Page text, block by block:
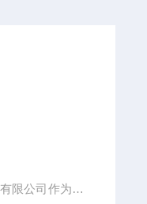
限公司作为众